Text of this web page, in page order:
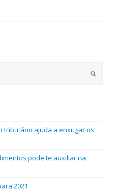
Submit
tributário ajuda a enxugar os
pode te auxiliar na
2021